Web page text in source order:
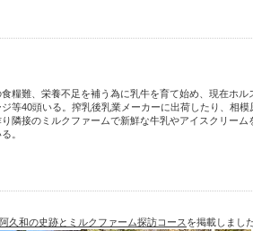
糧難、栄養不足を補う為に乳牛を育て始め、現在ホル
ジ等40頭いる。搾乳後乳業メーカーに出荷したり、相模
隣接のミルクファームで新鮮な牛乳やアイスクリーム
。
阿久和の史跡とミルクファーム探訪コース を掲載しました